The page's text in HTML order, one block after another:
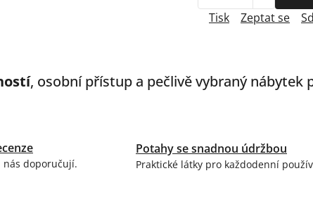
Tisk Zeptat se
, osobní přístup a pečlivě vybraný nábytek
nás doporučují.
Potahy se snadnou údržbou
Praktické látky pro každodenní